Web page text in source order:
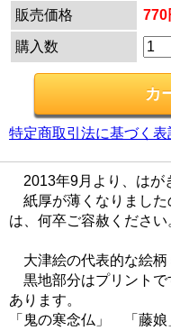
販売価格
770
購入数
特定商取引法に基づく
2013年9月より、はが
紙厚が薄くなりました
は、何卒ご容赦ください
大津絵の代表的な絵柄
黒地部分はプリントで
あります。
「鬼の寒念仏」 「藤